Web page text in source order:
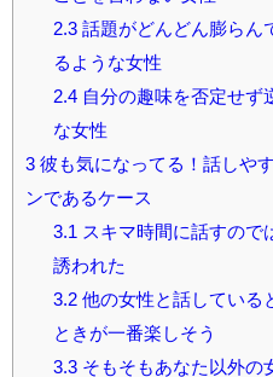
2.3話題がどんどん膨らん
るような女性
2.4自分の趣味を否定せず
な女性
3 彼も気になってる！話しや
ンであるケース
3.1 スキマ時間に話すので
誘われた
3.2他の女性と話している
ときが一番楽しそう
3.3そもそもあなた以外の